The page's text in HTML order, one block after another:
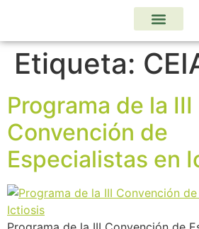
Etiqueta:
Programa de la III
Convención de
Especialistas en